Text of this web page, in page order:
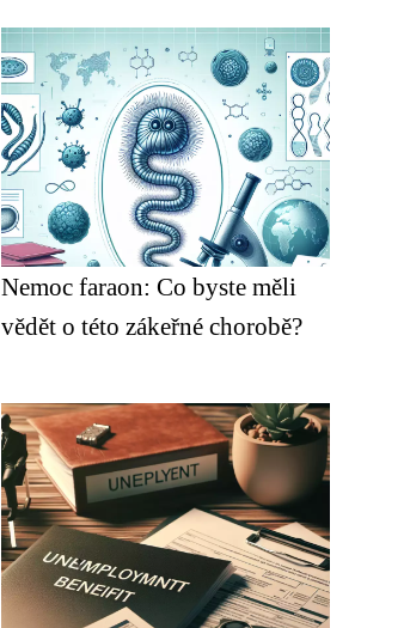
Nemoc faraon: Co byste měli
vědět o této zákeřné chorobě?